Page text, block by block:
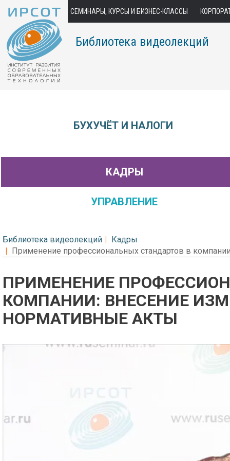
СЕМИНАРЫ, КУРСЫ И БИЗНЕС-КЛАССЫ
Библиотека видеолекций
БУХУЧЁТ И НАЛОГИ
КАДРЫ
УПРАВЛЕНИЕ
Библиотека видеолекций
Кадры
Применение профессиональных стандартов в
ПРИМЕНЕНИЕ
КОМПАНИИ: ВНЕСЕНИЕ
НОРМАТИВНЫЕ АКТЫ
Предварительный просмотр.